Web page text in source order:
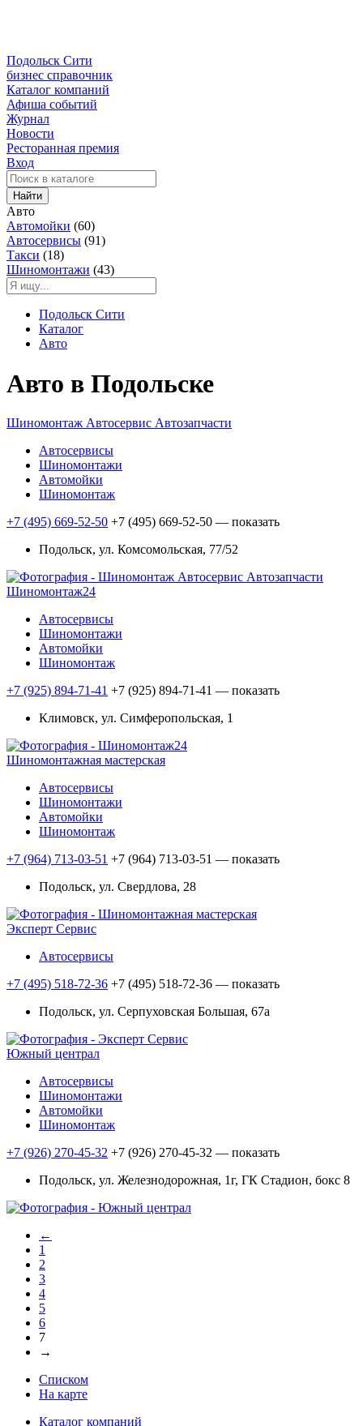
Подольск Сити
бизнес справочник
Каталог компаний
Афиша событий
Журнал
Новости
Ресторанная премия
Вход
Найти
Авто
Автомойки (60)
Автосервисы (91)
Такси (18)
Шиномонтажи (43)
Подольск Сити
Каталог
Авто
Авто в Подольске
Шиномонтаж Автосервис Автозапчасти
Автосервисы
Шиномонтажи
Автомойки
Шиномонтаж
+7 (495) 669-52-50 +7 (495) 669-52-50 — показать
Подольск, ул. Комсомольская, 77/52
Шиномонтаж24
Автосервисы
Шиномонтажи
Автомойки
Шиномонтаж
+7 (925) 894-71-41 +7 (925) 894-71-41 — показать
Климовск, ул. Симферопольская, 1
Шиномонтажная мастерская
Автосервисы
Шиномонтажи
Автомойки
Шиномонтаж
+7 (964) 713-03-51 +7 (964) 713-03-51 — показать
Подольск, ул. Свердлова, 28
Эксперт Сервис
Автосервисы
+7 (495) 518-72-36 +7 (495) 518-72-36 — показать
Подольск, ул. Серпуховская Большая, 67а
Южный централ
Автосервисы
Шиномонтажи
Автомойки
Шиномонтаж
+7 (926) 270-45-32 +7 (926) 270-45-32 — показать
Подольск, ул. Железнодорожная, 1г, ГК Стадион, бокс 8
←
1
2
3
4
5
6
7
→
Списком
На карте
Каталог компаний